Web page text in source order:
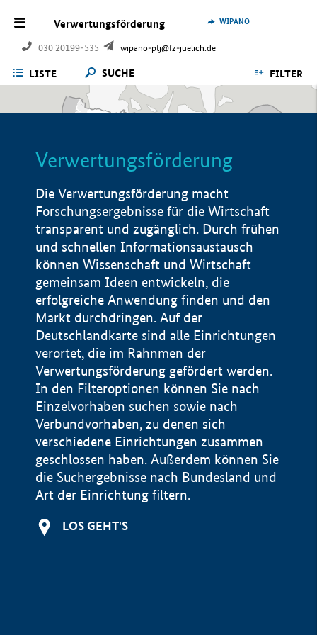
Verwertungsförderung
030 20199-535 wipano-ptj@fz-juelich.de
WIPANO
LISTE SUCHE FILTER
Verwertungsförderung
Die Verwertungsförderung macht
Forschungsergebnisse für die Wirtschaft
transparent und zugänglich. Durch frühen
und schnellen Informationsaustausch
können Wissenschaft und Wirtschaft
gemeinsam Ideen entwickeln, die
erfolgreiche Anwendung finden und den
Markt durchdringen. Auf der
Deutschlandkarte sind alle Einrichtungen
verortet, die im Rahnmen der
Verwertungsförderung gefördert werden.
In den Filteroptionen können Sie nach
Einzelvorhaben suchen sowie nach
Verbundvorhaben, zu denen sich
verschiedene Einrichtungen zusammen
geschlossen haben. Außerdem können Sie
die Suchergebnisse nach Bundesland und
Art der Einrichtung filtern.
LOS GEHT'S